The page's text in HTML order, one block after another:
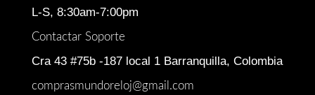
L-S, 8:30am-7:00pm
Contactar Soporte
Cra 43 #75b -187 local 1 Barranquilla, Colombia
comprasmundoreloj@gmail.com